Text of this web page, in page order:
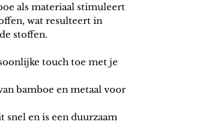
als materiaal stimuleert
wat resulteert in
stoffen.
touch toe met je
bamboe en metaal voor
snel en is een duurzaam